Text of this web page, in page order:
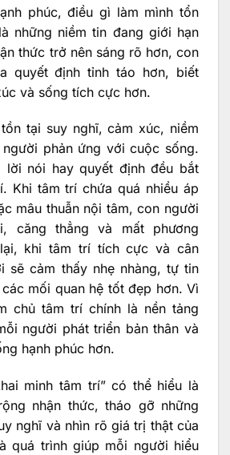
phúc, điều gì làm mình tổn
những niềm tin đang giới hạn
thức trở nên sáng rõ hơn, con
quyết định tỉnh táo hơn, biết
và sống tích cực hơn.
tại suy nghĩ, cảm xúc, niềm
phản ứng với cuộc sống.
lời nói hay quyết định đều bắt
Khi tâm trí chứa quá nhiều áp
mâu thuẫn nội tâm, con người
căng thẳng và mất phương
khi tâm trí tích cực và cân
sẽ cảm thấy nhẹ nhàng, tự tin
mối quan hệ tốt đẹp hơn. Vì
chủ tâm trí chính là nền tảng
người phát triển bản thân và
hạnh phúc hơn.
minh tâm trí” có thể hiểu là
nhận thức, tháo gỡ những
nghĩ và nhìn rõ giá trị thật của
quá trình giúp mỗi người hiểu